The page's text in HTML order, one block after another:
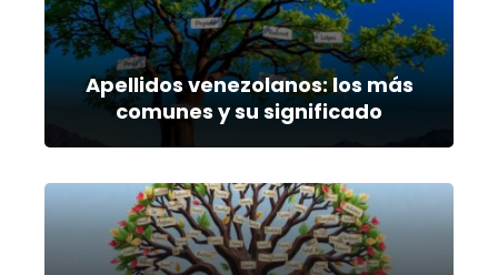
Apellidos venezolanos: los más
comunes y su significado